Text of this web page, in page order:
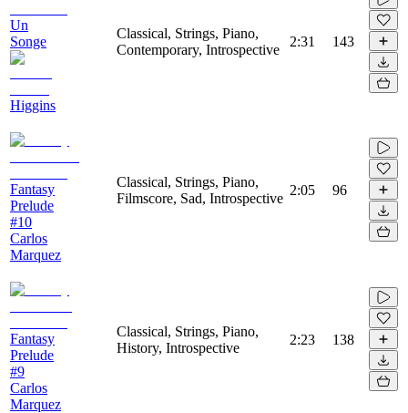
Un
Songe
Higgins
Classical, Strings, Piano,
Contemporary, Introspective
2:31 143
Fantasy
Prelude
#10
Carlos
Marquez
Classical, Strings, Piano,
Filmscore, Sad, Introspective
2:05 96
Fantasy
Prelude
#9
Carlos
Marquez
Classical, Strings, Piano,
History, Introspective
2:23 138